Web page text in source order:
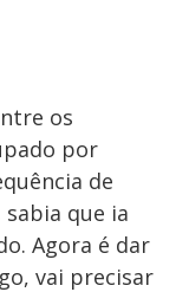
os
por
de
que ia
Agora é dar
vai precisar